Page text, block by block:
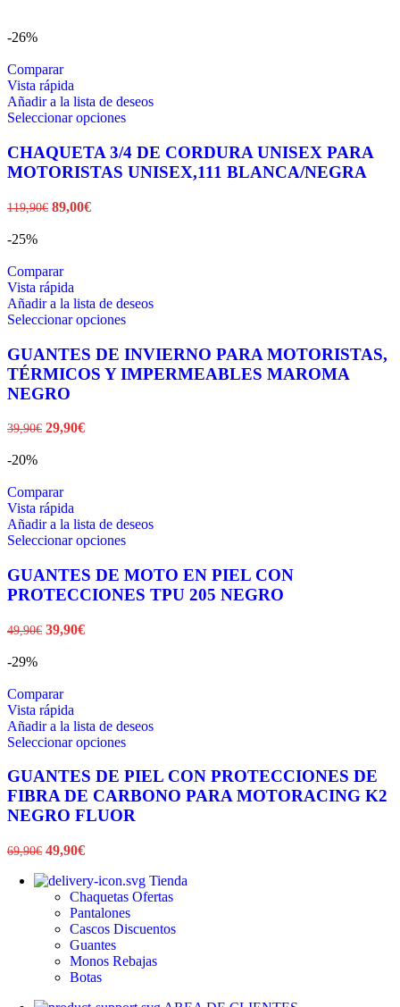
-26%
Comparar
Vista rápida
Añadir a la lista de deseos
Seleccionar opcionesEste
tiene
múltiples
variantes.
página
de
CHAQUETA 3/4 DE CORDURA UNISEX PARA
MOTORISTAS UNISEX,111 BLANCA/NEGRA
119,90€ El
119,90€.
89,00€El
-25%
Comparar
Vista rápida
Añadir a la lista de deseos
Seleccionar opcionesEste
tiene
múltiples
variantes.
de
producto
GUANTES DE INVIERNO PARA MOTORISTAS,
TÉRMICOS Y IMPERMEABLES MAROMA
NEGRO
39,90€ El
39,90€.
29,90€El
-20%
Comparar
Vista rápida
Añadir a la lista de deseos
Seleccionar opcionesEste
tiene
múltiples
variantes.
página
de
GUANTES DE MOTO EN PIEL CON
PROTECCIONES TPU 205 NEGRO
49,90€ El
49,90€.
39,90€El
-29%
Comparar
Vista rápida
Añadir a la lista de deseos
Seleccionar opcionesEste
tiene
múltiples
variantes.
Las
elegir
en
la
página
producto
GUANTES DE PIEL CON PROTECCIONES DE
FIBRA DE CARBONO PARA MOTORACING K2
NEGRO FLUOR
69,90€ El
original
era:
69,90€.
49,90€El
actual
es:
49,90€.
Tienda
Chaquetas Ofertas
Pantalones
Cascos Discuentos
Guantes
Monos Rebajas
Botas